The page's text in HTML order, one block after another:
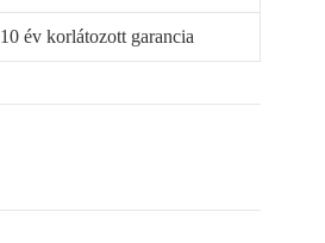
10 év korlátozott garancia